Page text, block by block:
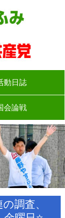
動日誌
会論戦
調査、